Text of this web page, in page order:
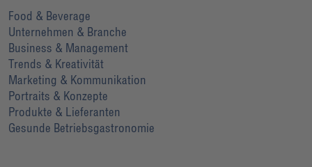
Food & Beverage
Unternehmen & Branche
Business & Management
Trends & Kreativität
Marketing & Kommunikation
Portraits & Konzepte
Produkte & Lieferanten
Gesunde Betriebsgastronomie